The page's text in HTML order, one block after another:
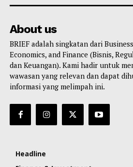
About us
BRIEF adalah singkatan dari
Economics, and Finance (Bisnis,
dan Keuangan). Kami hadir untuk
wawasan yang relevan dan dapat
informasi yang melimpah ini.
Headline